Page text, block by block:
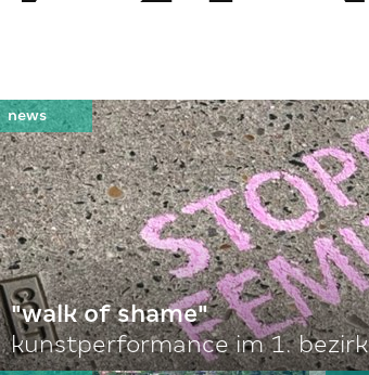
"walk of shame"
kunstperformance im 1. bezirk